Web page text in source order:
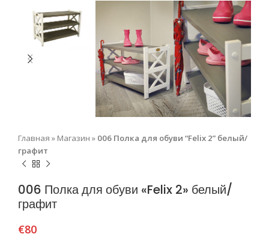
Главная » Магазин » 006 Полка для обуви “Felix 2” белый/
графит
006 Полка для обуви «Felix 2» белый/
графит
€80